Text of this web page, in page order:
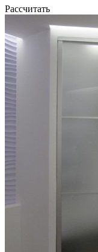
Рассчитать